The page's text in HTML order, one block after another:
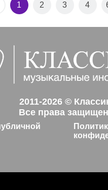
1 2 3 4
2011-2026 ©
Все права